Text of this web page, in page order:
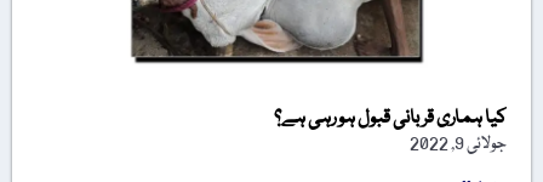
کیا ہماری قربانی قبول ہو رہی ہے؟
جولائی 9, 2022